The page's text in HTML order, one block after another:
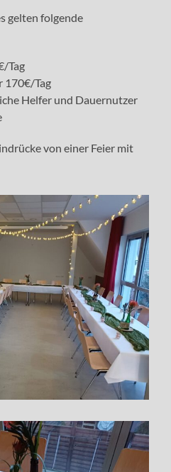
gelten folgende
Tag
170€/Tag
Helfer und Dauernutzer
von einer Feier mit